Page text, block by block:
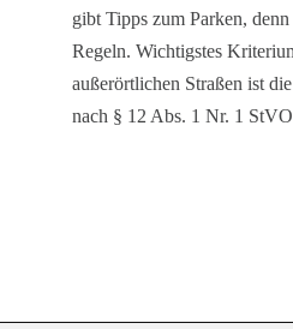
gibt Tipps zum Parken,
Regeln. Wichtigstes
außerörtlichen Straßen ist
nach § 12 Abs. 1 Nr. 1